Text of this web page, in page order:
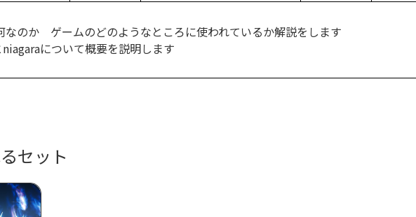
なのか ゲームのどのようなところに使われているか解説をします
について概要を説明します
セット